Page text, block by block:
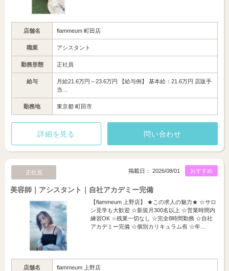
店舗名 flammeum 町田店
職業 アシスタント
勤務形態 正社員
給与
月給21.6万円～23.6万円 【給与例】 基本給：21.6万円 店販手
当…
勤務地 東京都 町田市
詳細を見る 問い合わせ
正社員 おすすめ
掲載日： 2026/08/01
美容師｜アシスタント｜自社アカデミー完備
【flammeum 上野店】 ★この求人の魅力★ ☆サロ
ン見学も大歓迎 ☆新規月300名以上 ☆営業時間内
練習OK ☆残業一切なし ☆完全8時間勤務 ☆自社
アカデミー完備 ☆個別カリキュラム有 ☆年…
店舗名 flammeum 上野店